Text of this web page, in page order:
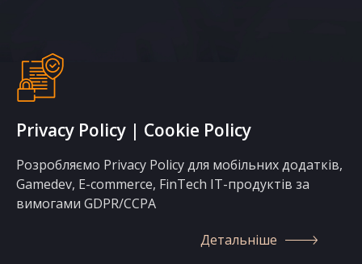
Privacy Policy | Cookie Policy
Розробляємо Privacy Policy для мобільних додатків,
Gamedev, E-commerce, FinTech IT-продуктів за
вимогами GDPR/CCPA
Детальніше